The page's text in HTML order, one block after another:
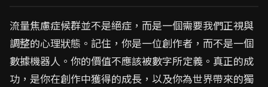
流量焦慮症候群並不是絕症，而是一個需要我們正視與
調整的心理狀態。記住，你是一位創作者，而不是一個
數據機器人。你的價值不應該被數字所定義。真正的成
功，是你在創作中獲得的成長，以及你為世界帶來的獨